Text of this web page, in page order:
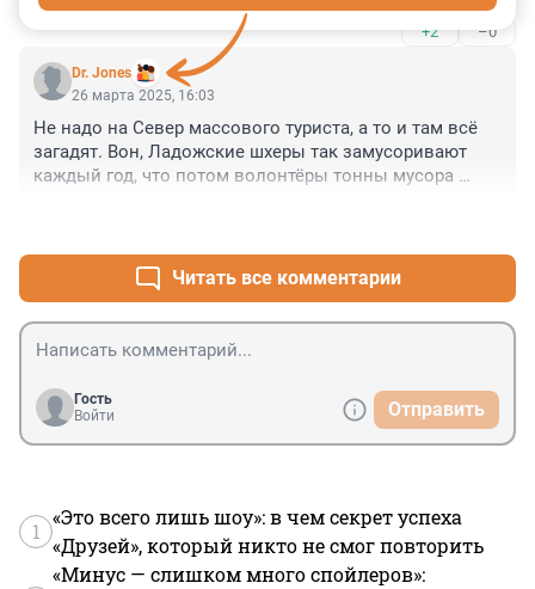
+2 –0
Dr. Jones
26 марта 2025, 16:03
Не надо на Север массового туриста, а то и там всё
загадят. Вон, Ладожские шхеры так замусоривают
каждый год, что потом волонтёры тонны мусора
Читать все комментарии
Гость
Войти
Отправить
1
«Это всего лишь шоу»: в чем секрет успеха
«Друзей», который никто не смог повторить
«Минус — слишком много спойлеров»: